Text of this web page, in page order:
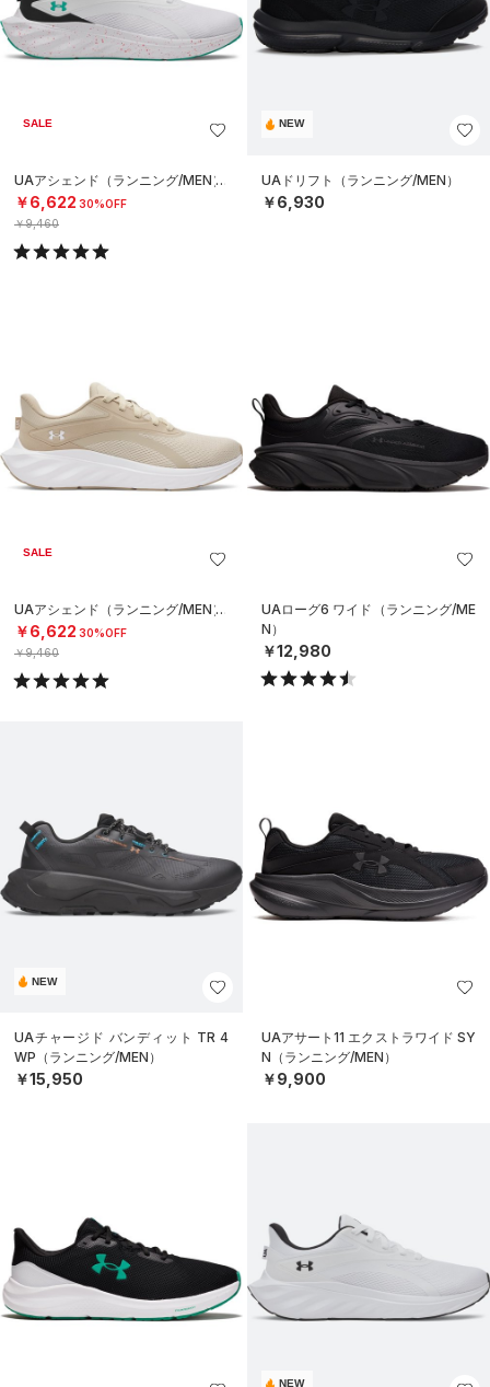
SALE
UAアシェンド（ランニング/MEN）
￥6,622 30%OFF
￥9,460
NEW
UAドリフト（ランニング/MEN）
￥6,930
SALE
UAアシェンド（ランニング/MEN）
￥6,622 30%OFF
￥9,460
UAローグ6 ワイド（ランニング/ME
N）
￥12,980
NEW
UAチャージド バンディット TR 4
WP（ランニング/MEN）
￥15,950
UAアサート11 エクストラワイド SY
N（ランニング/MEN）
￥9,900
NEW